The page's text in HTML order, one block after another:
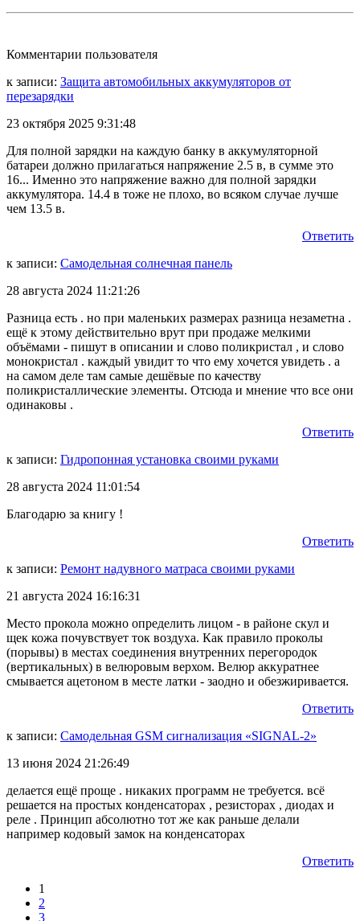
Комментарии пользователя
к записи: Защита автомобильных аккумуляторов от
перезарядки
23 октября 2025 9:31:48
Для полной зарядки на каждую банку в аккумуляторной
батареи должно прилагаться напряжение 2.5 в, в сумме это
16... Именно это напряжение важно для полной зарядки
аккумулятора. 14.4 в тоже не плохо, во всяком случае лучше
чем 13.5 в.
Ответить
к записи: Самодельная солнечная панель
28 августа 2024 11:21:26
Разница есть . но при маленьких размерах разница незаметна .
ещё к этому действительно врут при продаже мелкими
объёмами - пишут в описании и слово поликристал , и слово
монокристал . каждый увидит то что ему хочется увидеть . а
на самом деле там самые дешёвые по качеству
поликристаллические элементы. Отсюда и мнение что все они
одинаковы .
Ответить
к записи: Гидропонная установка своими руками
28 августа 2024 11:01:54
Благодарю за книгу !
Ответить
к записи: Ремонт надувного матраса своими руками
21 августа 2024 16:16:31
Место прокола можно определить лицом - в районе скул и
щек кожа почувствует ток воздуха. Как правило проколы
(порывы) в местах соединения внутренних перегородок
(вертикальных) в велюровым верхом. Велюр аккуратнее
смывается ацетоном в месте латки - заодно и обезжиривается.
Ответить
к записи: Самодельная GSM сигнализация «SIGNAL-2»
13 июня 2024 21:26:49
делается ещё проще . никаких программ не требуется. всё
решается на простых конденсаторах , резисторах , диодах и
реле . Принцип абсолютно тот же как раньше делали
например кодовый замок на конденсаторах
Ответить
1
2
3